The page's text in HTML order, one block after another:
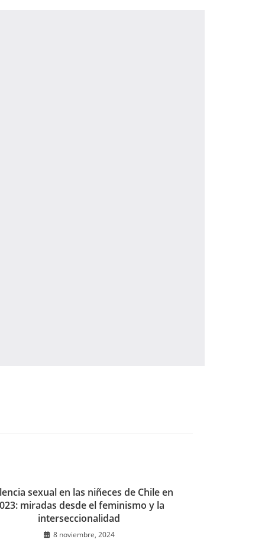
sexual en las niñeces de Chile en
miradas desde el feminismo y la
interseccionalidad
8 noviembre, 2024